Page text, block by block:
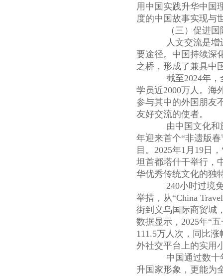
用中国实践升华中国
度的中国故事实现与
（三）促进国
人文交流是增进
要途径。中国持续深
之桥，形成了兼具中
截至2024年，全
学员近2000万人。海
参与其中的外国朋友
友好交流的使者。
由中国文化和旅
年迎来首个“非遗版
目。2025年1月19日
坦首都塔什干举行，
华优秀传统文化的独
240小时过境免
举措，从“China
街到义乌国际商贸城
数据显示，2025年“
111.5万人次，同比
外社交平台上的实用
中国通过数十年
升国家形象，更能为